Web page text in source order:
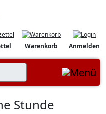
Anmelden
Warenkorb
Stunde